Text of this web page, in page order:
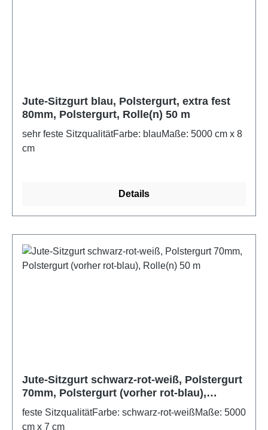
Jute-Sitzgurt blau, Polstergurt, extra fest
80mm, Polstergurt, Rolle(n) 50 m
sehr feste SitzqualitätFarbe: blauMaße: 5000 cm x 8
cm
Details
Jute-Sitzgurt schwarz-rot-weiß, Polstergurt
70mm, Polstergurt (vorher rot-blau),
Rolle(n) 50 m
feste SitzqualitätFarbe: schwarz-rot-weißMaße: 5000
cm x 7 cm